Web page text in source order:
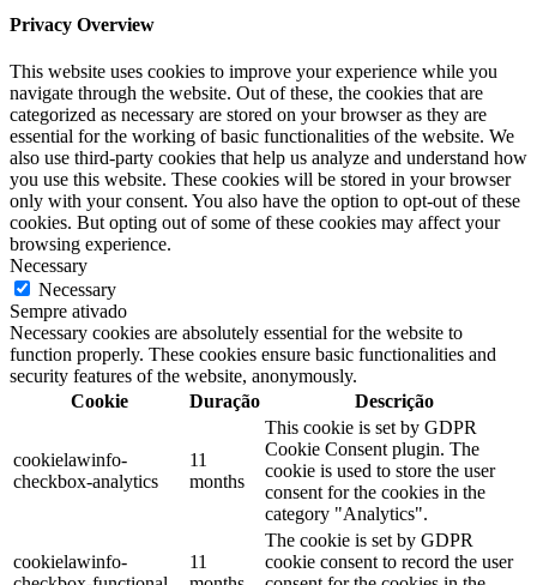
Privacy Overview
This website uses cookies to improve your experience while you
navigate through the website. Out of these, the cookies that are
categorized as necessary are stored on your browser as they are
essential for the working of basic functionalities of the website. We
also use third-party cookies that help us analyze and understand how
you use this website. These cookies will be stored in your browser
only with your consent. You also have the option to opt-out of these
cookies. But opting out of some of these cookies may affect your
browsing experience.
Necessary
Necessary
Sempre ativado
Necessary cookies are absolutely essential for the website to
function properly. These cookies ensure basic functionalities and
security features of the website, anonymously.
Cookie
Duração Descrição
cookielawinfo-
checkbox-analytics
11
months
This cookie is set by GDPR
Cookie Consent plugin. The
cookie is used to store the user
consent for the cookies in the
category "Analytics".
cookielawinfo-
11
The cookie is set by GDPR
cookie consent to record the user